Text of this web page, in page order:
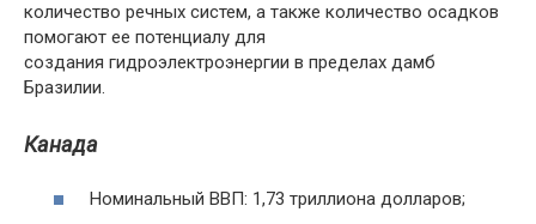
количество речных систем, а также количество осадков
помогают ее потенциалу для
создания гидроэлектроэнергии в пределах дамб
Бразилии.
Канада
Номинальный ВВП: 1,73 триллиона долларов;